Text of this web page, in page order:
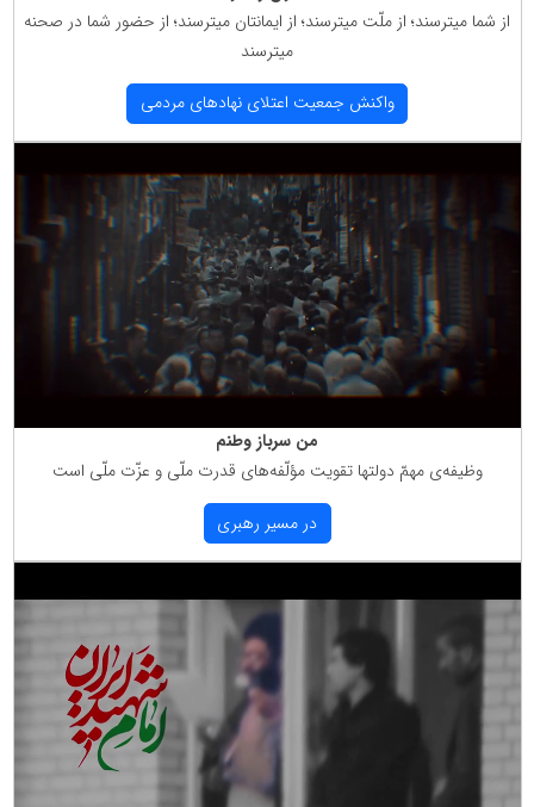
از شما میترسند؛ از ملّت میترسند؛ از ایمانتان میترسند؛ از حضور شما در صحنه
میترسند
واكنش جمعیت اعتلای نهادهای مردمی
من سرباز وطنم
وظیفه‌ی مهمّ دولتها تقویت مؤلّفه‌های قدرت ملّی و عزّت ملّی است
در مسیر رهبری